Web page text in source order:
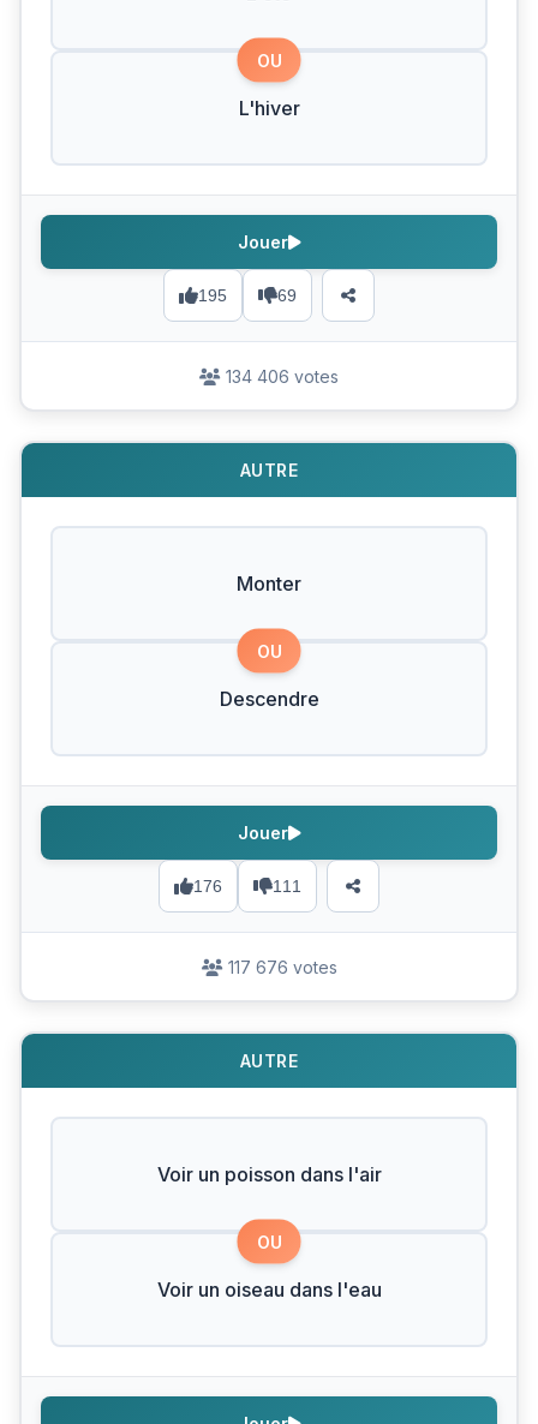
OU
L'hiver
195 69
Jouer
134 406 votes
AUTRE
Monter
OU
Descendre
176 111
Jouer
117 676 votes
AUTRE
Voir un poisson dans l'air
OU
Voir un oiseau dans l'eau